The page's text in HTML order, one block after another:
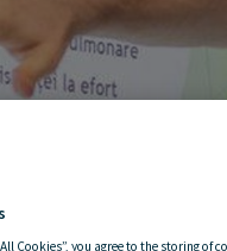
Cookies”, you agree to the storing